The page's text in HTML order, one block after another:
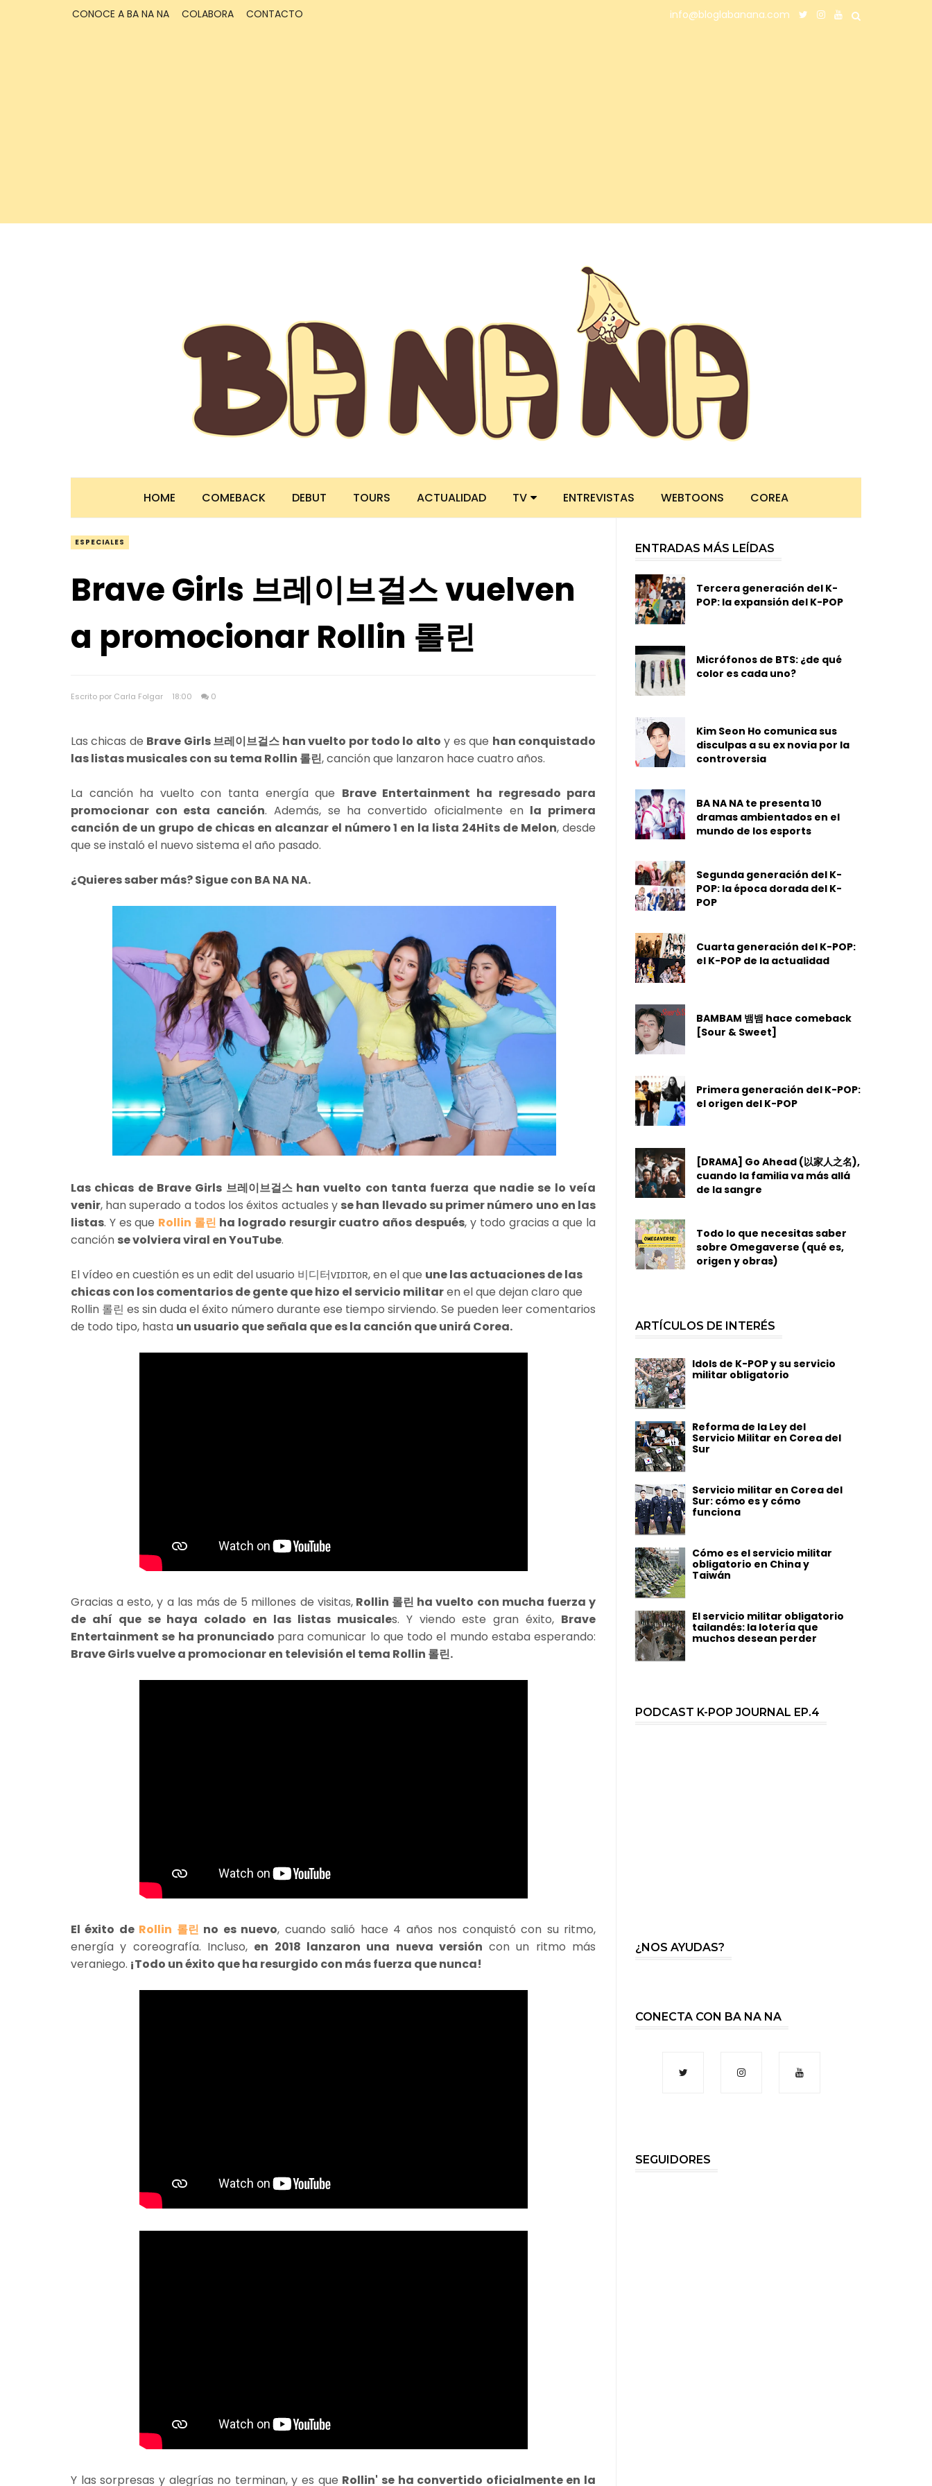
CONOCE A BA NA NA COLABORA CONTACTO info@bloglabanana.com
HOME COMEBACK DEBUT TOURS ACTUALIDAD TV ENTREVISTAS WEBTOONS COREA
ESPECIALES
Brave Girls 브레이브걸스 vuelven
a promocionar Rollin 롤린
Escrito por Carla Folgar 18:00 0
Las chicas de Brave Girls 브레이브걸스 han vuelto por todo lo alto y es que han conquistado
las listas musicales con su tema Rollin 롤린, canción que lanzaron hace cuatro años.
La canción ha vuelto con tanta energía que Brave Entertainment ha regresado para
promocionar con esta canción. Además, se ha convertido oficialmente en la primera
canción de un grupo de chicas en alcanzar el número 1 en la lista 24Hits de Melon, desde
que se instaló el nuevo sistema el año pasado.
¿Quieres saber más? Sigue con BA NA NA.
Las chicas de Brave Girls 브레이브걸스 han vuelto con tanta fuerza que nadie se lo veía
venir, han superado a todos los éxitos actuales y se han llevado su primer número uno en las
listas. Y es que Rollin 롤린 ha logrado resurgir cuatro años después, y todo gracias a que la
canción se volviera viral en YouTube.
El vídeo en cuestión es un edit del usuario 비디터ᴠɪᴅɪᴛᴏʀ, en el que une las actuaciones de las
chicas con los comentarios de gente que hizo el servicio militaren el que dejan claro que
Rollin 롤린 es sin duda el éxito número durante ese tiempo sirviendo. Se pueden leer comentarios
de todo tipo, hasta un usuario que señala que es la canción que unirá Corea.
Gracias a esto, y a las más de 5 millones de visitas,Rollin 롤린 ha vuelto con mucha fuerza y
de ahí que se haya colado en las listas musicales. Y viendo este gran éxito, Brave
Entertainment se ha pronunciado para comunicar lo que todo el mundo estaba esperando:
Brave Girls vuelve a promocionar en televisión el tema Rollin 롤린.
El éxito de Rollin 롤린 no es nuevo, cuando salió hace 4 años nos conquistó con su ritmo,
energía y coreografía. Incluso, en 2018 lanzaron una nueva versión con un ritmo más
veraniego. ¡Todo un éxito que ha resurgido con más fuerza que nunca!
Y las sorpresas y alegrías no terminan, y es que Rollin' se ha convertido oficialmente en la
ENTRADAS MÁS LEÍDAS
Tercera generación del K-
POP: la expansión del K-POP
Micrófonos de BTS: ¿de qué
color es cada uno?
Kim Seon Ho comunica sus
disculpas a su ex novia por la
controversia
BA NA NA te presenta 10
dramas ambientados en el
mundo de los esports
Segunda generación del K-
POP: la época dorada del K-
POP
Cuarta generación del K-POP:
el K-POP de la actualidad
BAMBAM 뱀뱀 hace comeback
[Sour & Sweet]
Primera generación del K-POP:
el origen del K-POP
[DRAMA] Go Ahead (以家人之名),
cuando la familia va más allá
de la sangre
Todo lo que necesitas saber
sobre Omegaverse (qué es,
origen y obras)
ARTÍCULOS DE INTERÉS
Idols de K-POP y su servicio
militar obligatorio
Reforma de la Ley del
Servicio Militar en Corea del
Sur
Servicio militar en Corea del
Sur: cómo es y cómo
funciona
Cómo es el servicio militar
obligatorio en China y
Taiwán
El servicio militar obligatorio
tailandés: la lotería que
muchos desean perder
PODCAST K-POP JOURNAL EP.4
¿NOS AYUDAS?
CONECTA CON BA NA NA
SEGUIDORES